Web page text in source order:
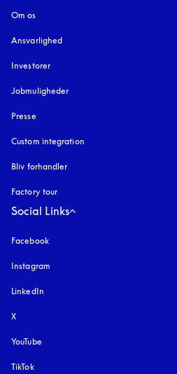
Om os
Ansvarlighed
Investorer
Jobmuligheder
Presse
Custom integration
Bliv forhandler
Factory tour
Social Links
Facebook
Instagram
LinkedIn
X
YouTube
TikTok